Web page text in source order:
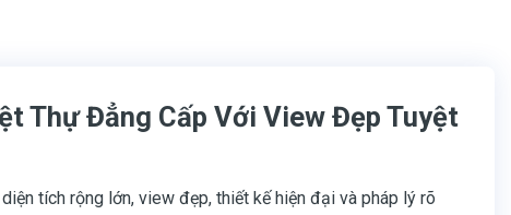
Thự Đẳng Cấp Với View Đẹp Tuyệt
tích rộng lớn, view đẹp, thiết kế hiện đại và pháp lý rõ